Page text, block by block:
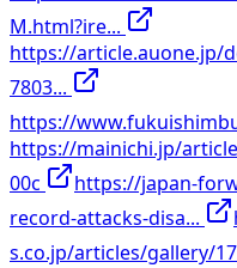
M.html?ire...
https://article.auone.jp/
7803...
https://
https://mainichi.jp/
00c
https://japan-
record-attacks-disa...
s.co.jp/articles/gallery/